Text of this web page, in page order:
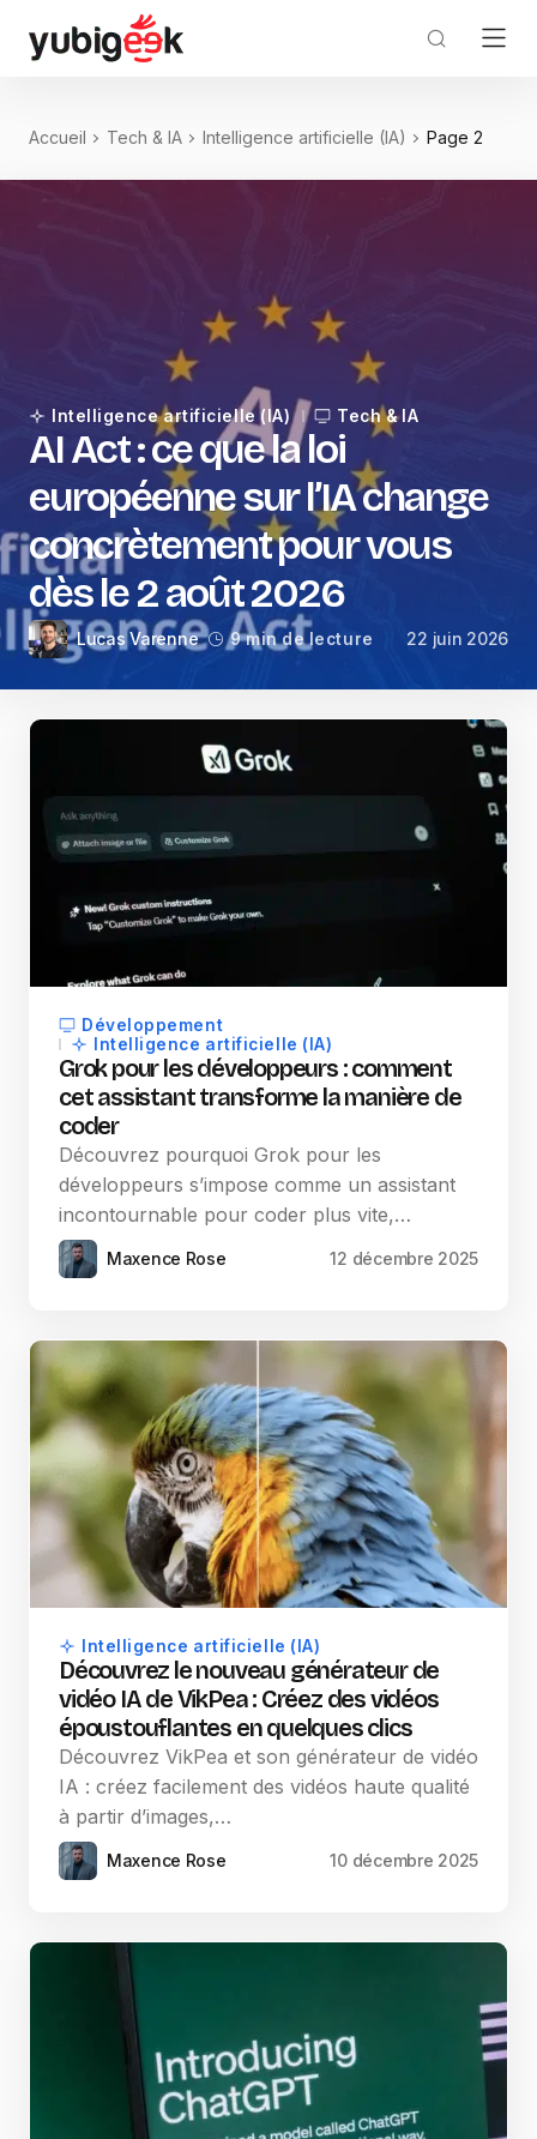
Accueil Tech & IA Intelligence artificielle (IA) Page 2
Intelligence artificielle (IA) Tech & IA
AI Act : ce que la loi
européenne sur l’IA change
concrètement pour vous
dès le 2 août 2026
Lucas Varenne 9 min de lecture 22 juin 2026
Développement
Intelligence artificielle (IA)
Grok pour les développeurs : comment
cet assistant transforme la manière de
coder
Découvrez pourquoi Grok pour les
développeurs s’impose comme un assistant
incontournable pour coder plus vite,…
Maxence Rose 12 décembre 2025
Intelligence artificielle (IA)
Découvrez le nouveau générateur de
vidéo IA de VikPea : Créez des vidéos
époustouflantes en quelques clics
Découvrez VikPea et son générateur de vidéo
IA : créez facilement des vidéos haute qualité
à partir d’images,…
Maxence Rose 10 décembre 2025